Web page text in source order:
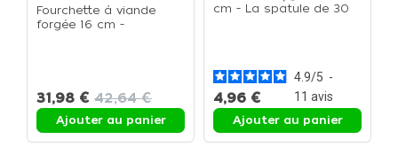
Fourchette à viande
forgée 16 cm -
31,98 € 42,64 €
Ajouter au panier
cm - La spatule de 30
4.9/5 -
11 avis
4,96 €
Ajouter au panier